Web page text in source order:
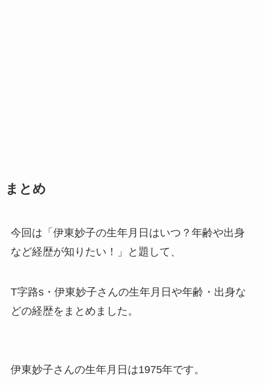
まとめ
今回は「伊東妙子の生年月日はいつ？年齢や出身
など経歴が知りたい！」と題して、
T字路s・伊東妙子さんの生年月日や年齢・出身な
どの経歴をまとめました。
伊東妙子さんの生年月日は1975年です。